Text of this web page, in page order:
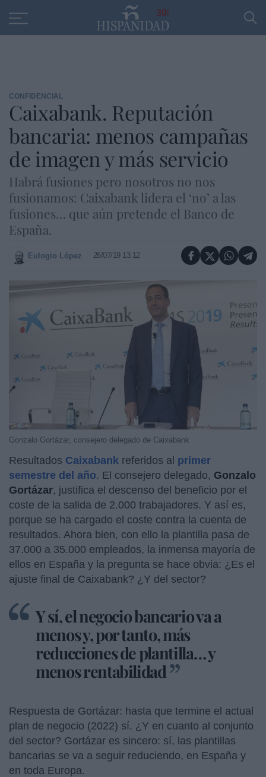
30
CONFIDENCIAL
Caixabank. Reputación
bancaria: menos campañas
de imagen y más servicio
Habrá fusiones pero nosotros no nos
fusionamos: Caixabank lidera el ‘no’ a las
fusiones… que aún pretende el Banco de
España.
Eulogio López 26/07/19 13:12
Gonzalo Gortázar, consejero delegado de Caixabank
Resultados Caixabank referidos al primer
semestre del año. El consejero delegado, Gonzalo
Gortázar, justifica el descenso del beneficio por el
coste de la salida de 2.000 trabajadores. Y así es,
porque se ha cargado el coste contra la cuenta de
resultados. Ahora bien, con ello la plantilla pasa de
37.000 a 35.000 empleados, la inmensa mayoría de
ellos en España y la pregunta se hace obvia: ¿Es el
ajuste final de Caixabank? ¿Y del sector?
Y sí, el negocio bancario va a
menos y, por tanto, más
reducciones de plantilla… y
menos rentabilidad
Respuesta de Gortázar: hasta que termine el actual
plan de negocio (2022) sí. ¿Y en cuanto al conjunto
del sector? Gortázar es sincero: sí, las plantillas
bancarias se va a seguir reduciendo, en España y
en toda Europa.